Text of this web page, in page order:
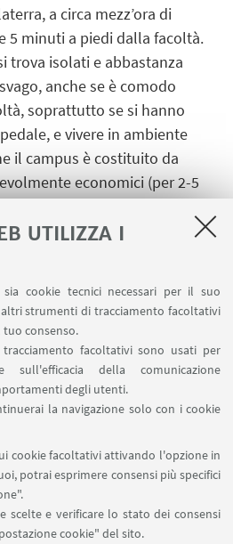
UTILIZZA I
cookie tecnici necessari per il suo
strumenti di tracciamento facoltativi
consenso.
facoltativi sono usati per
sull'efficacia della comunicazione
degli utenti.
la navigazione solo con i cookie
cookie facoltativi attivando l'opzione in
potrai esprimere consensi più specifici
scelte e verificare lo stato dei consensi
cookie" del sito.
a circa mezz’ora di
5 minuti a piedi dalla facoltà.
trova isolati e abbastanza
anche se è comodo
soprattutto se si hanno
e vivere in ambiente
il campus è costituito da
economici (per 2-5
studenti di tante
facoltà. L’integrazione con
mentre con gli studenti
forse per una loro
pratiche